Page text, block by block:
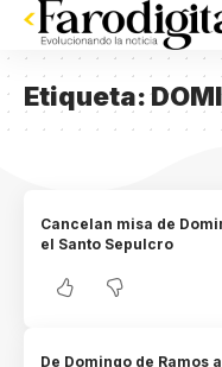
Etiqueta:
Cancelan misa de
el Santo Sepulcro
De Domingo de Ramos